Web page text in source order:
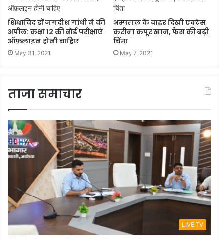
शिक्षाविद डॉ जगदीश गांधी ने की
अपील: कक्षा 12 की बोर्ड परीक्षाएं
ऑफ़लाइन होनी चाहिए
May 31, 2021
अस्पताल के बाहर दिखी एक्ट्रेस
करीना कपूर खान, फैंस की बढ़ी
चिंता
May 7, 2021
ताजा समाचार
LIVE TV